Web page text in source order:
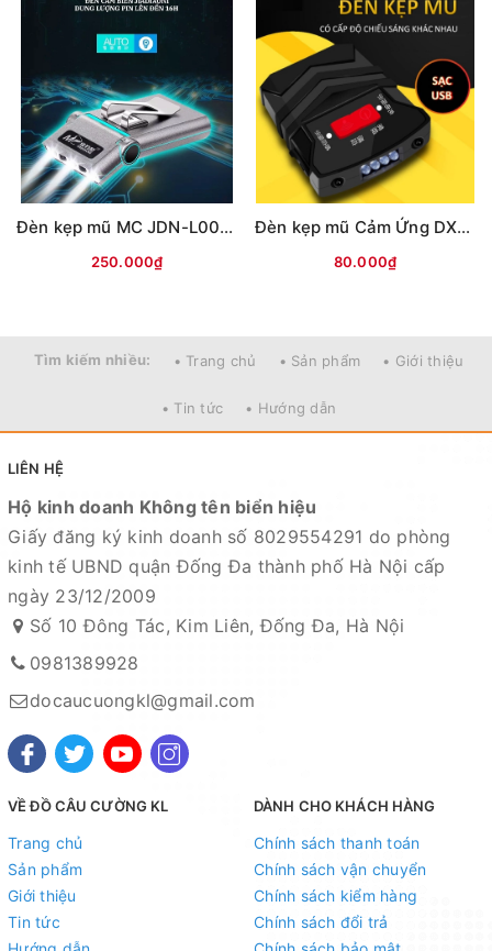
: 098.138.9928 - 098.902.9066 - 090.565.6668 -
CAM KẾT CỦA CỬA HÀNG CHÚNG TÔI
Đồ câu chính hãng, đúng thông tin mô tả và sản phẩm
đặt mua của khách hàng
Ảnh sản phẩm là cửa hàng 100% tự tay chụp nên mọi
thông tin và ảnh đều phù hợp với sản phẩm thực tế
Nếu sản phẩm bị lỗi hoặc xảy ra sự cố trong quá trình
vận chuyển, sử dụng. Chúng tôi sẽ hỗ trợ ngay cho quý
vụ khách hàng tốt nhất
Kênh Thương mại điện tử
- Shopee:
https://shopee.vn/docaucuongkl
Đèn kẹp mũ MC JDN-L008 cảm ứng
250.000₫
Đèn kẹp mũ Cảm Ứng DX18 (Có dây đeo)
80.000₫
Tìm kiếm nhiều: • Trang chủ • Sản phẩm • Giới thiệu
• Tin tức • Hướng dẫn
LIÊN HỆ
Hộ kinh doanh Không tên biển hiệu
Giấy đăng ký kinh doanh số 8029554291 do phòng
kinh tế UBND quận Đống Đa thành phố Hà Nội cấp
ngày 23/12/2009
Số 10 Đông Tác, Kim Liên, Đống Đa, Hà Nội
0981389928
docaucuongkl@gmail.com
VỀ ĐỒ CÂU CƯỜNG KL
Trang chủ
Sản phẩm
Giới thiệu
Tin tức
DÀNH CHO KHÁCH HÀNG
Chính sách thanh toán
Chính sách vận chuyển
Chính sách kiểm hàng
Chính sách đổi trả